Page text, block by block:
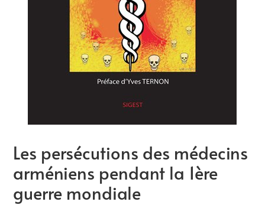
Les persécutions des médecins
arméniens pendant la 1ère
guerre mondiale